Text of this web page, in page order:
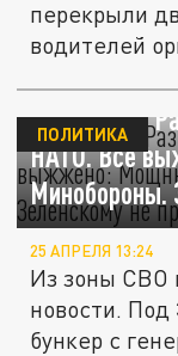
перекрыли
водителей
Понеслась.
НАТО. Всё
Минобороны.
ПОЛИТИКА
25 АПРЕЛЯ 13:24
Из зоны СВО
новости.
бункер с